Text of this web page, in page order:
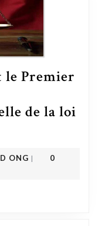
le Premier
de la loi
ONG |
0